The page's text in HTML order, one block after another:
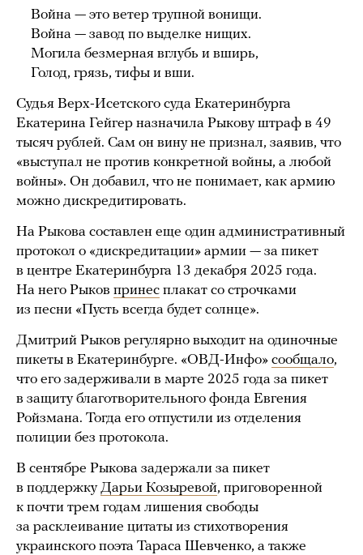
Война — это ветер трупной вонищи.
Война — завод по выделке нищих.
Могила безмерная вглубь и вширь,
Голод, грязь, тифы и вши.
Судья Верх-Исетского суда Екатеринбурга
Екатерина Гейгер назначила Рыкову штраф в 49
тысяч рублей. Сам он вину не признал, заявив, что
«выступал не против конкретной войны, а любой
войны». Он добавил, что не понимает, как армию
можно дискредитировать.
На Рыкова составлен еще один административный
протокол о «дискредитации» армии — за пикет
в центре Екатеринбурга 13 декабря 2025 года.
На него Рыков принес плакат со строчками
из песни «Пусть всегда будет солнце».
Дмитрий Рыков регулярно выходит на одиночные
пикеты в Екатеринбурге. «ОВД-Инфо» сообщало,
что его задерживали в марте 2025 года за пикет
в защиту благотворительного фонда Евгения
Ройзмана. Тогда его отпустили из отделения
полиции без протокола.
В сентябре Рыкова задержали за пикет
в поддержкуДарьи Козыревой, приговоренной
к почти трем годам лишения свободы
за расклеивание цитаты из стихотворения
украинского поэта Тараса Шевченко, а также